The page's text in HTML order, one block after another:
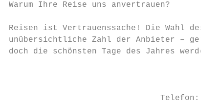
Warum Ihre Reise uns anvertrauen?
Reisen ist Vertrauenssache! Die Wahl
unübersichtliche Zahl der Anbieter –
doch die schönsten Tage des Jahres
Telefon: